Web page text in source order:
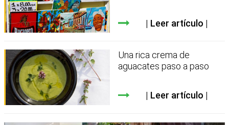
Leer artículo
Una rica crema de
aguacates paso a paso
Leer artículo